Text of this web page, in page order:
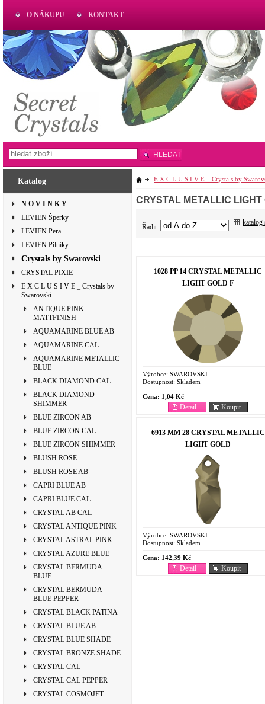
Katalog
N O V I N K Y
LEVIEN Šperky
LEVIEN Pera
LEVIEN Pilníky
Crystals by Swarovski
CRYSTAL PIXIE
E X C L U S I V E _ Crystals by
Swarovski
ANTIQUE PINK
MATTFINISH
AQUAMARINE BLUE AB
AQUAMARINE CAL
AQUAMARINE METALLIC
BLUE
BLACK DIAMOND CAL
BLACK DIAMOND
SHIMMER
BLUE ZIRCON AB
BLUE ZIRCON CAL
BLUE ZIRCON SHIMMER
BLUSH ROSE
BLUSH ROSE AB
CAPRI BLUE AB
CAPRI BLUE CAL
CRYSTAL AB CAL
CRYSTAL ANTIQUE PINK
CRYSTAL ASTRAL PINK
CRYSTAL AZURE BLUE
CRYSTAL BERMUDA
BLUE
CRYSTAL BERMUDA
BLUE PEPPER
CRYSTAL BLACK PATINA
CRYSTAL BLUE AB
CRYSTAL BLUE SHADE
CRYSTAL BRONZE SHADE
CRYSTAL CAL
CRYSTAL CAL PEPPER
CRYSTAL COSMOJET
E X C L U S I V E _ Crystals by
CRYSTAL METALLIC LIGHT
Řadit:
katalog
1028 PP 14 CRYSTAL METALLIC
LIGHT GOLD F
Výrobce: SWAROVSKI
Dostupnost: Skladem
Cena: 1,04 Kč
Koupit
Detail
6913 MM 28 CRYSTAL METALLIC
LIGHT GOLD
Výrobce: SWAROVSKI
Dostupnost: Skladem
Cena: 142,39 Kč
Koupit
Detail
O NÁKUPU KONTAKT
AKTUAL
www.aktual-koralky.cz
HLEDAT